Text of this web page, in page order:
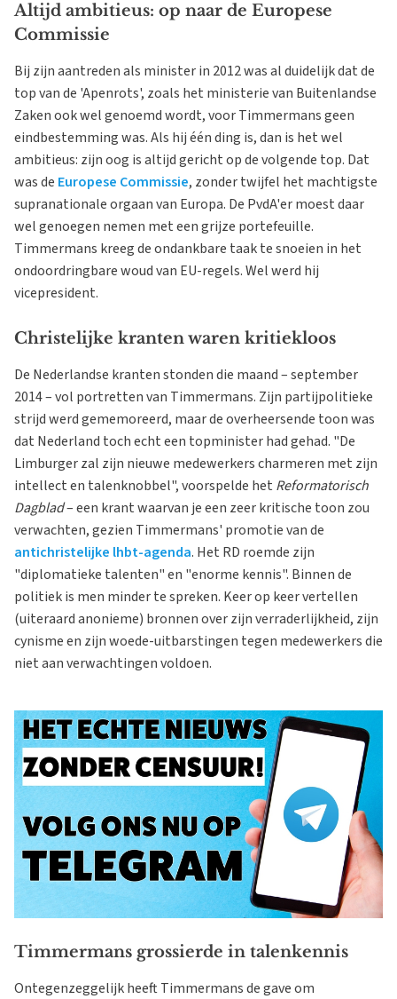
Altijd ambitieus: op naar de Europese
Commissie
Bij zijn aantreden als minister in 2012 was al duidelijk dat de
top van de 'Apenrots', zoals het ministerie van Buitenlandse
Zaken ook wel genoemd wordt, voor Timmermans geen
eindbestemming was. Als hij één ding is, dan is het wel
ambitieus: zijn oog is altijd gericht op de volgende top. Dat
was de Europese Commissie, zonder twijfel het machtigste
supranationale orgaan van Europa. De PvdA'er moest daar
wel genoegen nemen met een grijze portefeuille.
Timmermans kreeg de ondankbare taak te snoeien in het
ondoordringbare woud van EU-regels. Wel werd hij
vicepresident.
Christelijke kranten waren kritiekloos
De Nederlandse kranten stonden die maand – september
2014 – vol portretten van Timmermans. Zijn partijpolitieke
strijd werd gememoreerd, maar de overheersende toon was
dat Nederland toch echt een topminister had gehad. "De
Limburger zal zijn nieuwe medewerkers charmeren met zijn
intellect en talenknobbel", voorspelde het Reformatorisch
Dagblad– een krant waarvan je een zeer kritische toon zou
verwachten, gezien Timmermans' promotie van de
antichristelijke lhbt-agenda. Het RD roemde zijn
"diplomatieke talenten" en "enorme kennis". Binnen de
politiek is men minder te spreken. Keer op keer vertellen
(uiteraard anonieme) bronnen over zijn verraderlijkheid, zijn
cynisme en zijn woede-uitbarstingen tegen medewerkers die
niet aan verwachtingen voldoen.
Timmermans grossierde in talenkennis
Ontegenzeggelijk heeft Timmermans de gave om